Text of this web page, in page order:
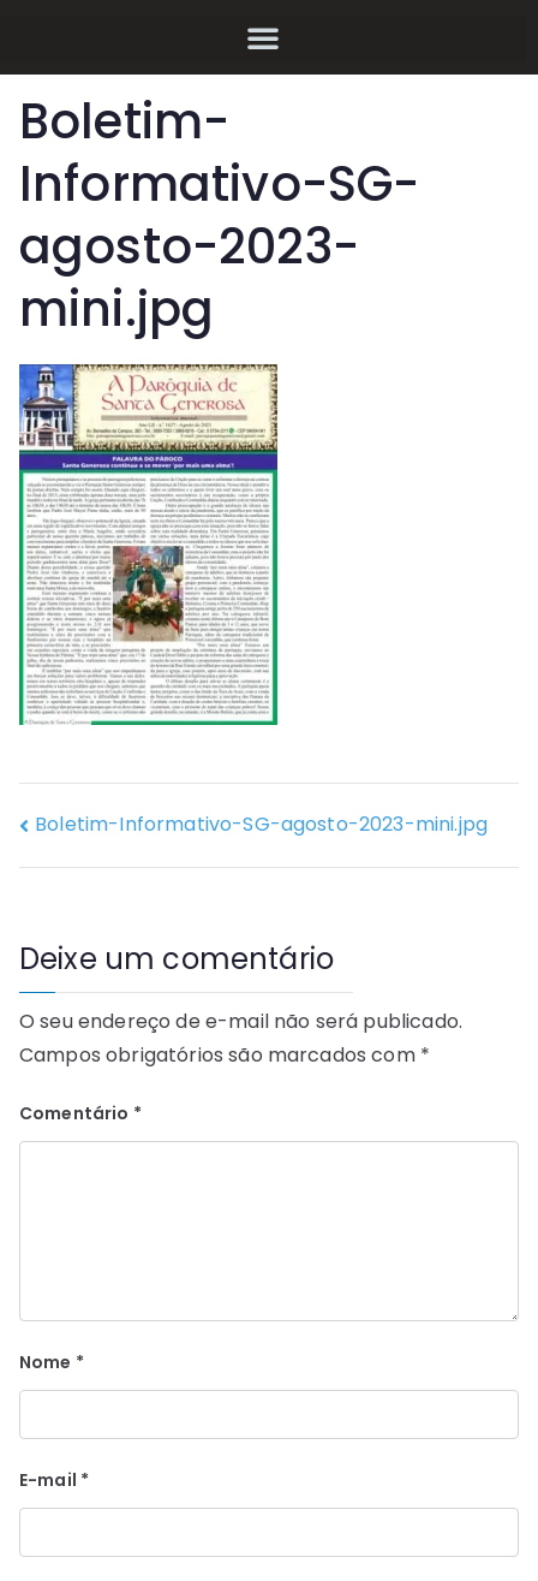
Boletim-
Informativo-SG-
agosto-2023-
mini.jpg
Boletim-Informativo-SG-agosto-2023-mini.jpg
Deixe um comentário
O seu endereço de e-mail não será publicado.
Campos obrigatórios são marcados com *
Comentário *
Nome *
E-mail *